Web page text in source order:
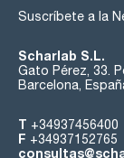
Suscríbete a la
Scharlab S.L.
Gato Pérez, 33.
Barcelona,
T +34937456400
F +34937152765